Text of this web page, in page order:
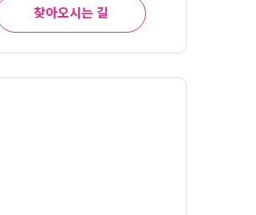
찾아오시는 길